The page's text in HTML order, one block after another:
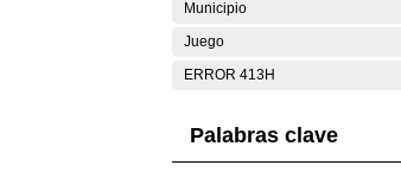
Municipio
Juego
ERROR 413H
Palabras clave